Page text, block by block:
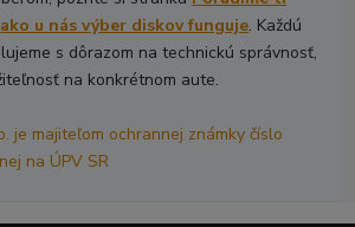
ako u nás výber diskov funguje. Každú
s dôrazom na technickú správnosť,
na konkrétnom aute.
je majiteľom ochrannej známky číslo
na ÚPV SR